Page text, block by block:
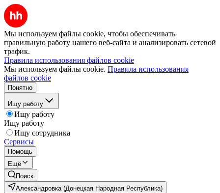
Мы используем файлы cookie, чтобы обеспечивать
правильную работу нашего веб-сайта и анализировать сетевой
трафик.
Правила использования файлов cookie
Мы используем файлы cookie. Правила использования
файлов cookie
Понятно
Ищу работу
Ищу работу
Ищу работу
Ищу сотрудника
Сервисы
Помощь
Ещё
Поиск
Александровка (Донецкая Народная Республика)